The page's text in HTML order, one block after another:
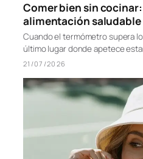
Comer bien sin
alimentación saludable
Cuando el termómetro supera
último lugar donde apetece
21/07/2026